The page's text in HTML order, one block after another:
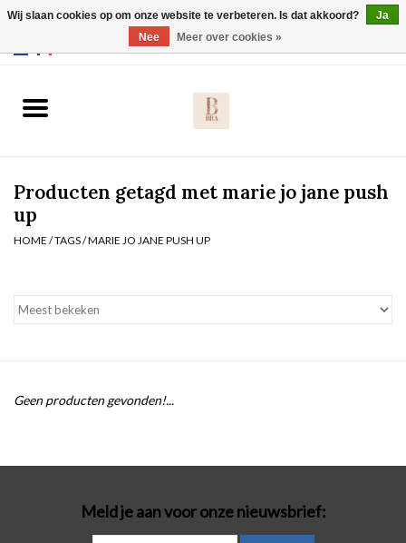
Slip
Body
Homewear
Producten getagd met marie jo jane push
up
HOME /TAGS/MARIE JO JANE PUSH UP
Geen producten gevonden!...
Meld je aan voor onze nieuwsbrief:
Wij slaan cookies op om onze website te verbeteren. Is dat akkoord?
Ja
Nee
Meer over cookies »
Webshop werkt met EU maten. .